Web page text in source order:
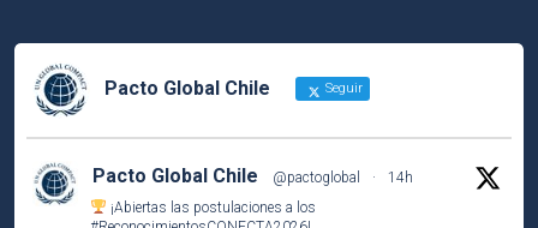
Pacto Global Chile Seguir
Pacto Global Chile @pactoglobal ·
14h
¡Abiertas las postulaciones a los